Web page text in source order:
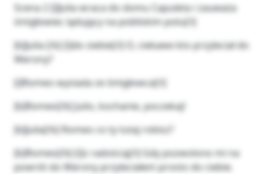
Scena 2 [i]Julia wraca do domu Capuleta i zauważa
śmigłowiec lądujący na pobliskim polu[/i]
[b]Julia [/b] [i]do siebie[/i] O, ciekawe kto przyleciał do
Werony?
[i]Romeo wysiada ze śmigłowca[/i]
[b]Romeo[/b] Julio, kochanie, poczekaj!
[b]Julia[/b] Romeo co ty tutaj robisz?
[b]Romeo[/b] [i]z radością[/i] Gdy pozwolono mi na
powrót do Werony przyleciałem prosto do ciebie.